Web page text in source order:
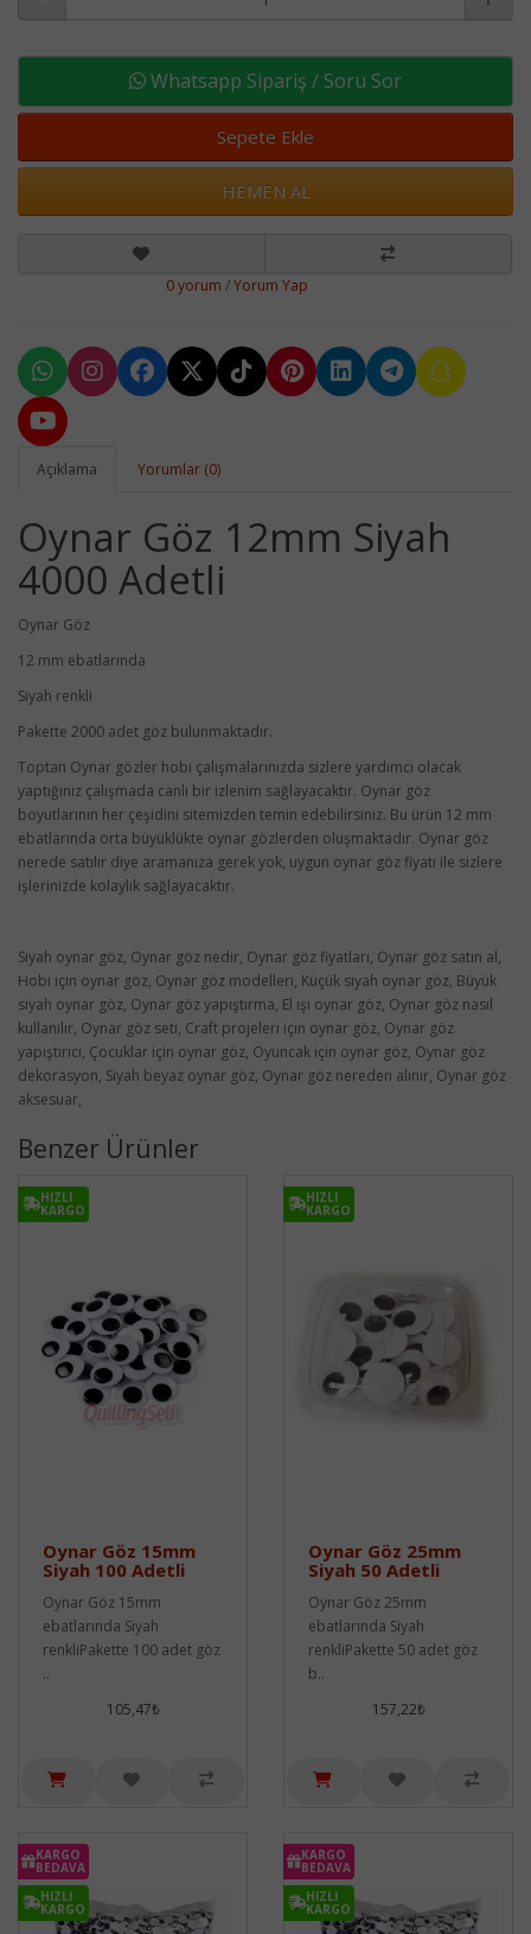
Whatsapp Sipariş / Soru Sor
Sepete Ekle
HEMEN AL
0 yorum /Yorum Yap
Açıklama Yorumlar (0)
Oynar Göz 12mm Siyah
4000 Adetli
Oynar Göz
12 mm ebatlarında
Siyah renkli
Pakette 2000 adet göz bulunmaktadır.
Toptan Oynar gözler hobi çalışmalarınızda sizlere yardımcı olacak
yaptığınız çalışmada canlı bir izlenim sağlayacaktır. Oynar göz
boyutlarının her çeşidini sitemizden temin edebilirsiniz. Bu ürün 12 mm
ebatlarında orta büyüklükte oynar gözlerden oluşmaktadır. Oynar göz
nerede satılır diye aramanıza gerek yok, uygun oynar göz fiyatı ile sizlere
işlerinizde kolaylık sağlayacaktır.
Siyah oynar göz, Oynar göz nedir, Oynar göz fiyatları, Oynar göz satın al,
Hobi için oynar göz, Oynar göz modelleri, Küçük siyah oynar göz, Büyük
siyah oynar göz, Oynar göz yapıştırma, El işi oynar göz, Oynar göz nasıl
kullanılır, Oynar göz seti, Craft projeleri için oynar göz, Oynar göz
yapıştırıcı, Çocuklar için oynar göz, Oyuncak için oynar göz, Oynar göz
dekorasyon, Siyah beyaz oynar göz, Oynar göz nereden alınır, Oynar göz
aksesuar,
Benzer Ürünler
HIZLI
KARGO
Oynar Göz 15mm
Siyah 100 Adetli
Oynar Göz 15mm
ebatlarında Siyah
renkliPakette 100 adet göz
..
105,47₺
HIZLI
KARGO
Oynar Göz 25mm
Siyah 50 Adetli
Oynar Göz 25mm
ebatlarında Siyah
renkliPakette 50 adet göz
b..
157,22₺
KARGO
BEDAVA
HIZLI
KARGO
KARGO
BEDAVA
HIZLI
KARGO